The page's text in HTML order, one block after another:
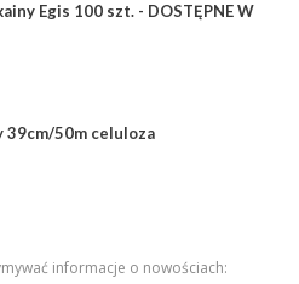
Egis 100 szt. - DOSTĘPNE W
39cm/50m celuloza
informacje o nowościach: